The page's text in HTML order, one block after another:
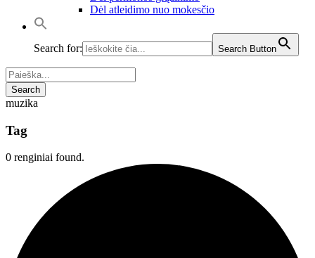
Dėl atleidimo nuo mokesčio
Search for: Search Button
muzika
Tag
0 renginiai found.